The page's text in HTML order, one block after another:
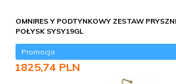
OMNIRES Y PODTYNKOWY ZESTAW
POŁYSK SYSY19GL
Promocja
1825,74 PLN